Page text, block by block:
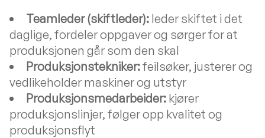
Teamleder (skiftleder): leder skiftet i det
daglige, fordeler oppgaver og sørger for at
produksjonen går som den skal
Produksjonstekniker:feilsøker, justerer og
vedlikeholder maskiner og utstyr
Produksjonsmedarbeider: kjører
produksjonslinjer, følger opp kvalitet og
produksjonsflyt